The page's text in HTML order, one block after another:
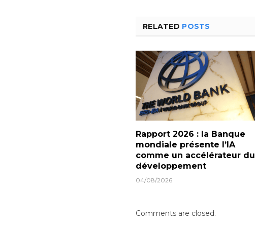
RELATED POSTS
Rapport 2026 : la Banque
mondiale présente l’IA
comme un accélérateur du
développement
04/08/2026
Comments are closed.